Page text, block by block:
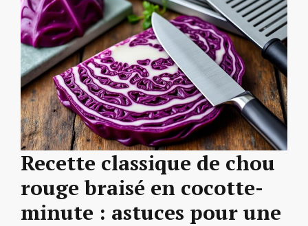
Recette classique de chou
rouge braisé en cocotte-
minute : astuces pour une